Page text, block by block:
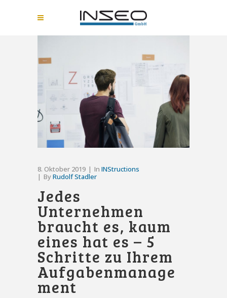
8. Oktober 2019 In INStructions
ByRudolf Stadler
Jedes
Unternehmen
braucht es, kaum
eines hat es – 5
Schritte zu Ihrem
Aufgabenmanage
ment